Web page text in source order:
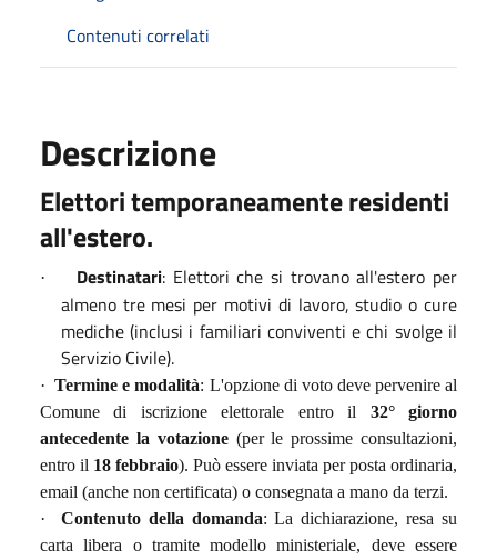
Contenuti correlati
Descrizione
Elettori temporaneamente residenti
all'estero.
· Destinatari: Elettori che si trovano all'estero per
almeno tre mesi per motivi di lavoro, studio o cure
mediche (inclusi i familiari conviventi e chi svolge il
Servizio Civile).
· Termine e modalità: L'opzione di voto deve pervenire al
Comune di iscrizione elettorale entro il 32° giorno
antecedente la votazione(per le prossime consultazioni,
entro il 18 febbraio). Può essere inviata per posta ordinaria,
email (anche non certificata) o consegnata a mano da terzi.
·
Contenuto della domanda: La dichiarazione, resa su
carta libera o tramite modello ministeriale, deve essere